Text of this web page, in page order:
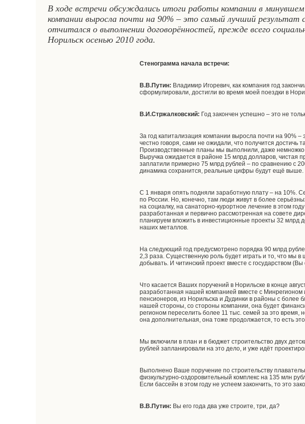
В ходе встречи обсуждались итоги работы компании в
компании выросла почти на 90% – это самый лучший
отчитался о выполнении договорённостей, прежде всего
Норильск осенью 2010 года.
Стенограмма начала встречи:
В.В.Путин: Владимир Игоревич, как компания год
сформулировали, достигли во время моей поездки в
В.И.Стржалковский: Год закончен успешно – это не
За год капитализация компании выросла почти на 90%
честно говоря, сами не ожидали, что получится достичь
Производственные планы мы выполнили, даже
Выручка ожидается в районе 15 млрд долларов,
заплатили примерно 75 млрд рублей – по сравнению с
динамика сохранится, реальные цифры будут ещё выше.
С 1 января опять подняли заработную плату – на 10%.
по России. Но, конечно, там люди живут в более
на социалку, на санаторно-курортное лечение в этом
разработанная и первично рассмотренная на совете
планируем вложить в инвестиционные проекты 32 млрд
наших металлов.
На следующий год предусмотрено порядка 90 млрд
2,3 раза. Существенную роль будет играть и то, что мы
добывать. И читинский проект вместе с государством
Что касается Ваших поручений в Норильске в конце
разработанная нашей компанией вместе с
пенсионеров, из Норильска и Дудинки в районы с более
нашей стороны, со стороны компании, она будет
регионом переселить более 11 тыс. семей за это время,
она дополнительная, она тоже продолжается, то есть
Мы включили в план и в бюджет строительство двух
рублей запланировали на это дело, и уже идёт
Выполнено Ваше поручение по строительству
физкультурно-оздоровительный комплекс на 135 млн
Если бассейн в этом году не успеем закончить, то это
В.В.Путин: Вы его года два уже строите, три, да?